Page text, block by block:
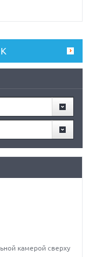
камерой сверху